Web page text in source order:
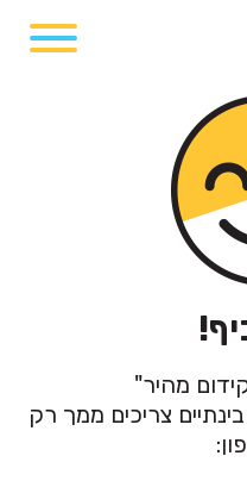
מהיר"
צריכים ממך רק